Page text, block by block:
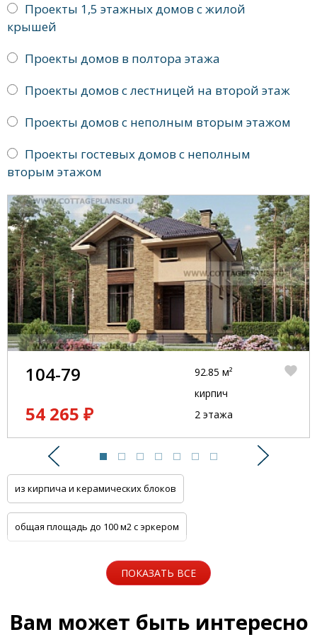
Проекты 1,5 этажных домов с жилой
крышей
Проекты домов в полтора этажа
Проекты домов с лестницей на второй этаж
Проекты домов с неполным вторым этажом
Проекты гостевых домов с неполным
вторым этажом
Предыдущий
104-79
54 265 ₽
92.85 м²
кирпич
2 этажа
из кирпича и керамических блоков
общая площадь до 100 м2 с эркером
общая площадь до 100 м2 с цоколем
ПОКАЗАТЬ ВСЕ
Вам может быть интересно